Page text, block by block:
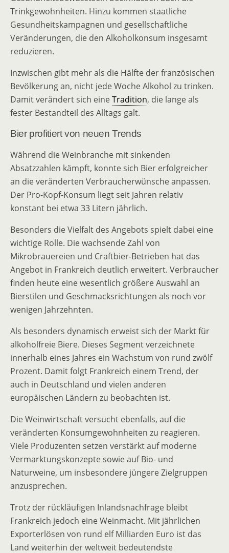
Trinkgewohnheiten. Hinzu kommen staatliche
Gesundheitskampagnen und gesellschaftliche
Veränderungen, die den Alkoholkonsum insgesamt
reduzieren.
Inzwischen gibt mehr als die Hälfte der französischen
Bevölkerung an, nicht jede Woche Alkohol zu trinken.
Damit verändert sich eineTradition, die lange als
fester Bestandteil des Alltags galt.
Bier profitiert von neuen Trends
Während die Weinbranche mit sinkenden
Absatzzahlen kämpft, konnte sich Bier erfolgreicher
an die veränderten Verbraucherwünsche anpassen.
Der Pro-Kopf-Konsum liegt seit Jahren relativ
konstant bei etwa 33 Litern jährlich.
Besonders die Vielfalt des Angebots spielt dabei eine
wichtige Rolle. Die wachsende Zahl von
Mikrobrauereien und Craftbier-Betrieben hat das
Angebot in Frankreich deutlich erweitert. Verbraucher
finden heute eine wesentlich größere Auswahl an
Bierstilen und Geschmacksrichtungen als noch vor
wenigen Jahrzehnten.
Als besonders dynamisch erweist sich der Markt für
alkoholfreie Biere. Dieses Segment verzeichnete
innerhalb eines Jahres ein Wachstum von rund zwölf
Prozent. Damit folgt Frankreich einem Trend, der
auch in Deutschland und vielen anderen
europäischen Ländern zu beobachten ist.
Die Weinwirtschaft versucht ebenfalls, auf die
veränderten Konsumgewohnheiten zu reagieren.
Viele Produzenten setzen verstärkt auf moderne
Vermarktungskonzepte sowie auf Bio- und
Naturweine, um insbesondere jüngere Zielgruppen
anzusprechen.
Trotz der rückläufigen Inlandsnachfrage bleibt
Frankreich jedoch eine Weinmacht. Mit jährlichen
Exporterlösen von rund elf Milliarden Euro ist das
Land weiterhin der weltweit bedeutendste